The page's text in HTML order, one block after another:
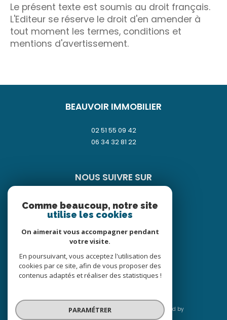
Le présent texte est soumis au droit français.
L'Editeur se réserve le droit d'en amender à
tout moment les termes, conditions et
mentions d'avertissement.
BEAUVOIR IMMOBILIER
02 51 55 09 42
06 34 32 81 22
NOUS SUIVRE SUR
ADHÉRENTS
© 2026 | Tous droits réservés | Traduction powered by
Comme beaucoup, notre site
utilise les cookies
On aimerait vous accompagner pendant
votre visite.
En poursuivant, vous acceptez l'utilisation des
cookies par ce site, afin de vous proposer des
contenus adaptés et réaliser des statistiques !
PARAMÉTRER